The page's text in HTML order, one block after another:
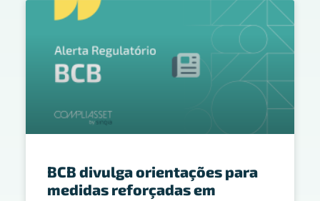
BCB divulga orientações para
medidas reforçadas em